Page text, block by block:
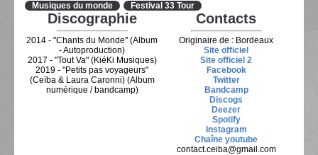
Musiques du monde Festival 33 Tour
Discographie
2014 - "Chants du Monde" (Album
- Autoproduction)
2017 - "Tout Va" (KiéKi Musiques)
2019 - "Petits pas voyageurs"
(Ceïba & Laura Caronni) (Album
numérique / bandcamp)
Contacts
Originaire de : Bordeaux
Site officiel
Site officiel 2
Facebook
Twitter
Bandcamp
Discogs
Deezer
Spotify
Instagram
Chaîne youtube
contact.ceiba@gmail.com